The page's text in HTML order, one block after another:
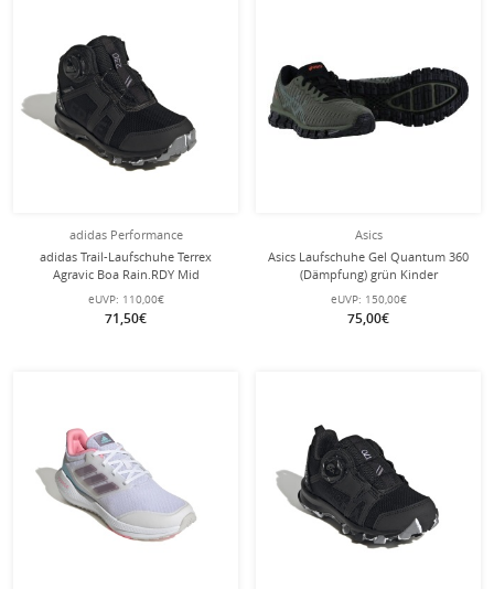
adidas Performance
adidas Trail-Laufschuhe Terrex
Agravic Boa Rain.RDY Mid
(wasserdicht) schwarz Kinder
eUVP: 110,00€
71,50€
Asics
Asics Laufschuhe Gel Quantum 360
(Dämpfung) grün Kinder
eUVP: 150,00€
75,00€